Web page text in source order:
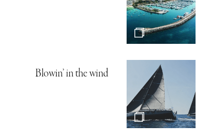
Blowin’ in the wind